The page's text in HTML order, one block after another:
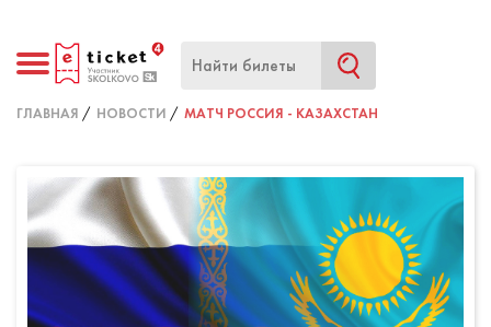
ГЛАВНАЯ НОВОСТИ МАТЧ РОССИЯ - КАЗАХСТАН